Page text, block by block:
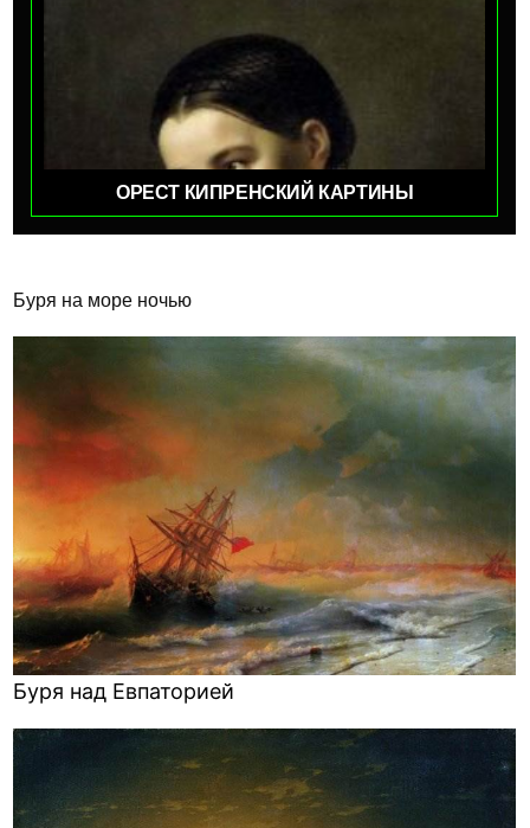
ОРЕСТ КИПРЕНСКИЙ КАРТИНЫ
Буря на море ночью
Буря над Евпаторией